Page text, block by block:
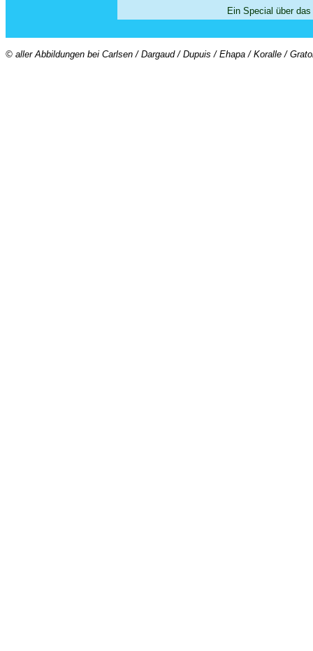
Ein Special über das
© aller Abbildungen bei Carlsen / Dargaud / Dupuis / Ehapa / Koralle /